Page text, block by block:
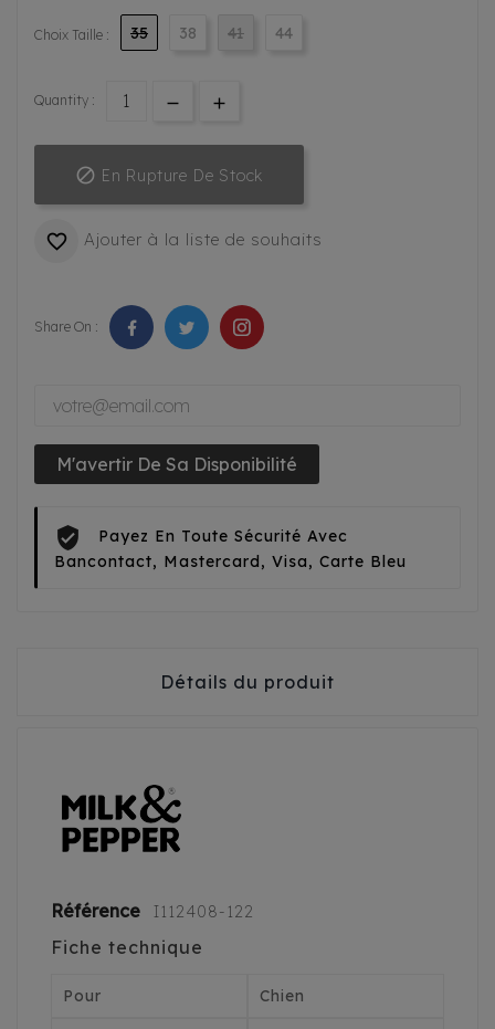
Choix Taille : 35 38 41 44
Quantity :
 En Rupture De Stock
 Ajouter à la liste de souhaits
Share On :
M'avertir De Sa Disponibilité
Payez En Toute Sécurité Avec
Bancontact, Mastercard, Visa, Carte Bleu
Détails du produit
Référence I112408-122
Fiche technique
Pour Chien